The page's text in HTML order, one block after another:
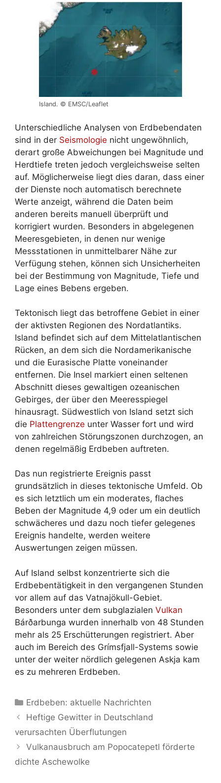
Island. © EMSC/Leaflet
Unterschiedliche Analysen von Erdbebendaten
sind in der Seismologie nicht ungewöhnlich,
derart große Abweichungen bei Magnitude und
Herdtiefe treten jedoch vergleichsweise selten
auf. Möglicherweise liegt dies daran, dass einer
der Dienste noch automatisch berechnete
Werte anzeigt, während die Daten beim
anderen bereits manuell überprüft und
korrigiert wurden. Besonders in abgelegenen
Meeresgebieten, in denen nur wenige
Messstationen in unmittelbarer Nähe zur
Verfügung stehen, können sich Unsicherheiten
bei der Bestimmung von Magnitude, Tiefe und
Lage eines Bebens ergeben.
Tektonisch liegt das betroffene Gebiet in einer
der aktivsten Regionen des Nordatlantiks.
Island befindet sich auf dem Mittelatlantischen
Rücken, an dem sich die Nordamerikanische
und die Eurasische Platte voneinander
entfernen. Die Insel markiert einen seltenen
Abschnitt dieses gewaltigen ozeanischen
Gebirges, der über den Meeresspiegel
hinausragt. Südwestlich von Island setzt sich
die Plattengrenze unter Wasser fort und wird
von zahlreichen Störungszonen durchzogen, an
denen regelmäßig Erdbeben auftreten.
Das nun registrierte Ereignis passt
grundsätzlich in dieses tektonische Umfeld. Ob
es sich letztlich um ein moderates, flaches
Beben der Magnitude 4,9 oder um ein deutlich
schwächeres und dazu noch tiefer gelegenes
Ereignis handelte, werden weitere
Auswertungen zeigen müssen.
Auf Island selbst konzentrierte sich die
Erdbebentätigkeit in den vergangenen Stunden
vor allem auf das Vatnajökull-Gebiet.
Besonders unter dem subglazialen Vulkan
Bárðarbunga wurden innerhalb von 48 Stunden
mehr als 25 Erschütterungen registriert. Aber
auch im Bereich des Grímsfjall-Systems sowie
unter der weiter nördlich gelegenen Askja kam
es zu mehreren Erdbeben.
Kategorien
Erdbeben: aktuelle Nachrichten
Heftige Gewitter in Deutschland
verursachten Überflutungen
Vulkanausbruch am Popocatepetl förderte
dichte Aschewolke